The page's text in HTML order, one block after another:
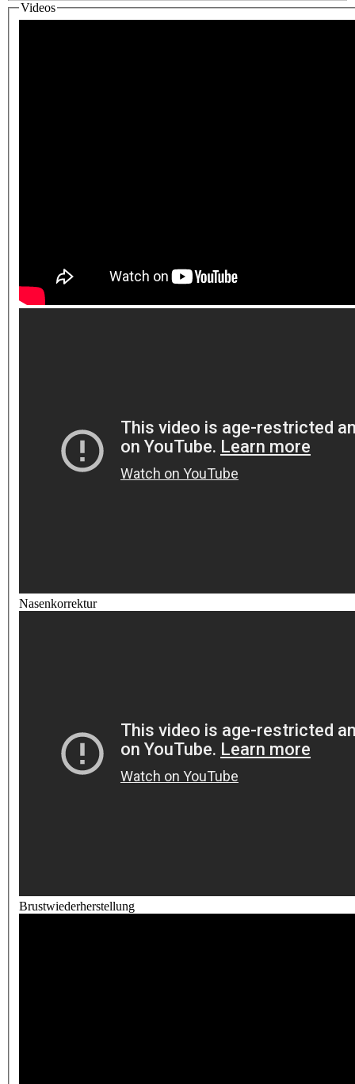
Videos
Nasenkorrektur
Brustwiederherstellung